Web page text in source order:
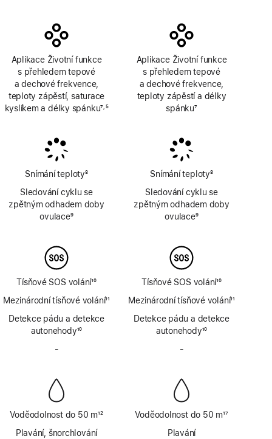
Aplikace Životní funkce
s přehledem tepové
a dechové frekvence,
teploty zápěstí, saturace
kyslíkem a délky spánku7 5
Snímání teploty
Poznámka
8
Sledování cyklu se
zpětným odhadem doby
ovulace9
Tísňové SOS volání
Poznámka
10
Mezinárodní tísňové volání11
Detekce pádu a detekce
autonehody10
-
Voděodolnost do 50 m
Poznámka
12
Plavání, šnorchlování
Aplikace Životní funkce
s přehledem tepové
a dechové frekvence,
teploty zápěstí a délky
spánku7
Snímání teploty
Poznámka
8
Sledování cyklu se
zpětným odhadem doby
ovulace9
Tísňové SOS volání
Poznámka
10
Mezinárodní tísňové volání11
Detekce pádu a detekce
autonehody10
-
Voděodolnost do 50 m17
Plavání